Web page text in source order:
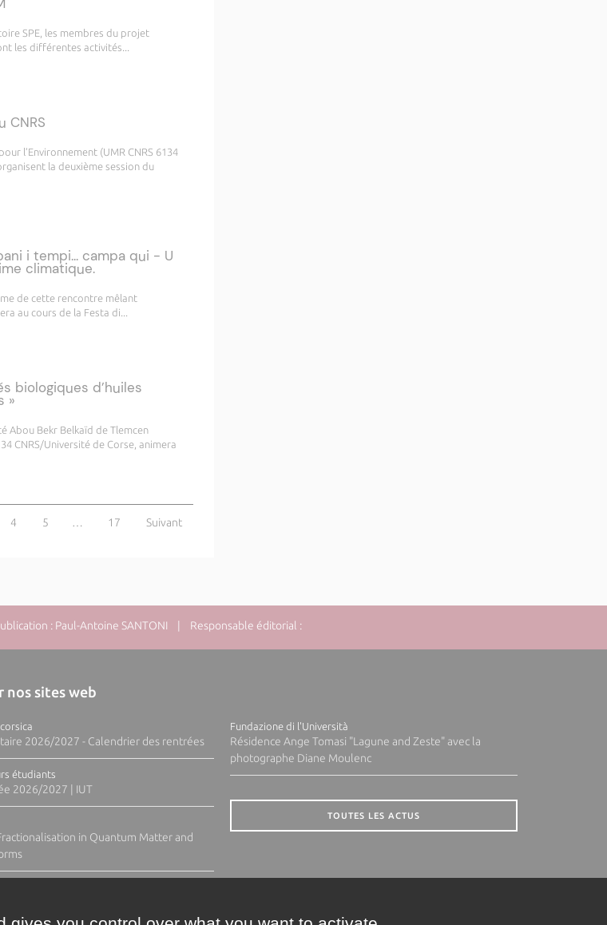
SPE, les membres du projet
les différentes activités...
CNRS
l’Environnement (UMR CNRS 6134
la deuxième session du
i tempi... campa qui - U
climatique.
de cette rencontre mêlant
au cours de la Festa di...
biologiques d’huiles
»
Abou Bekr Belkaïd de Tlemcen
CNRS/Université de Corse, animera
4 5 … 17 Suivant
: Paul-Antoine SANTONI | Responsable éditorial :
nos sites web
2026/2027 - Calendrier des rentrées
étudiants
2026/2027 | IUT
in Quantum Matter and
Fundazione di l'Università
Résidence Ange Tomasi "Lagune and Zeste" avec la
photographe Diane Moulenc
TOUTES LES ACTUS